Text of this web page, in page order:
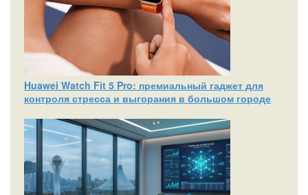
Huawei Watch Fit 5 Pro: премиальный гаджет для
контроля стресса и выгорания в большом городе